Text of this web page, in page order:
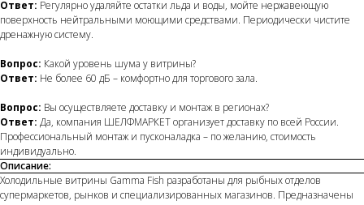
Ответ: Регулярно удаляйте остатки льда и воды, мойте нержавеющую
поверхность нейтральными моющими средствами. Периодически чистите
дренажную систему.
Вопрос: Какой уровень шума у витрины?
Ответ: Не более 60 дБ – комфортно для торгового зала.
Вопрос: Вы осуществляете доставку и монтаж в регионах?
Ответ: Да, компания ШЕЛФМАРКЕТ организует доставку по всей России.
Профессиональный монтаж и пусконаладка – по желанию, стоимость
индивидуально.
Описание:
Холодильные витрины Gamma Fish разработаны для рыбных отделов
супермаркетов, рынков и специализированных магазинов. Предназначены